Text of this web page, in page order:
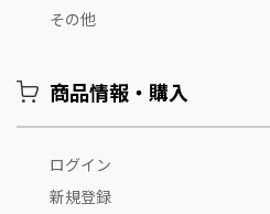
その他
商品情報・購入
ログイン
新規登録